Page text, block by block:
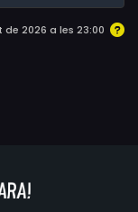
2026 a les 23:00